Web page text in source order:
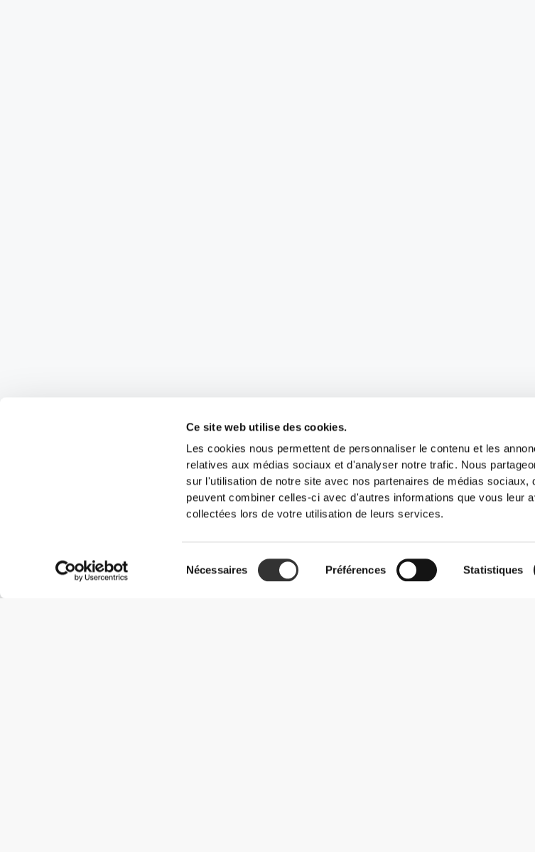
Ce site web utilise des cookies.
Les cookies nous permettent de personnaliser le contenu et les
relatives aux médias sociaux et d'analyser notre trafic. Nous
sur l'utilisation de notre site avec nos partenaires de médias sociaux,
peuvent combiner celles-ci avec d'autres informations que vous leur
collectées lors de votre utilisation de leurs services.
du
Nécessaires Préférences Statistiques